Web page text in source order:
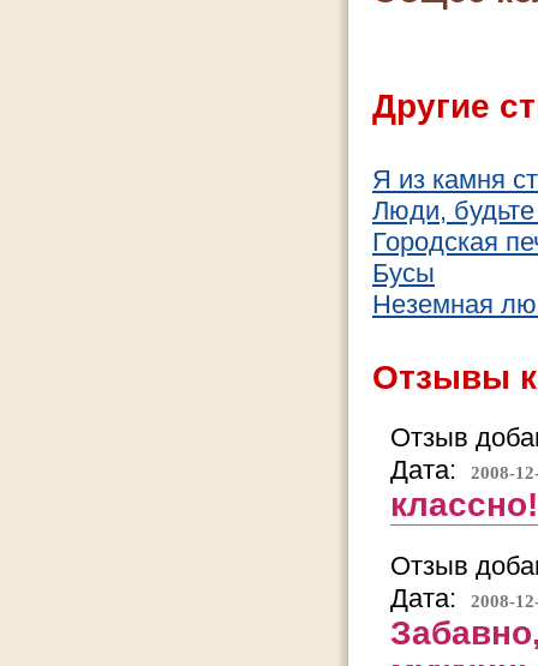
Другие
Я из камня
Люди,
Городская
Бусы
Неземная
Отзывы
Отзыв
Дата:
2008-
Отзыв
Дата:
2008-